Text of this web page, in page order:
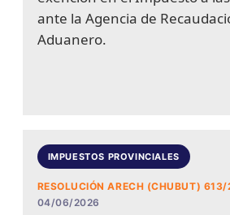
ante la Agencia de
Aduanero.
IMPUESTOS PROVINCIALES
RESOLUCIÓN ARECH (CHUBUT)
04/06/2026